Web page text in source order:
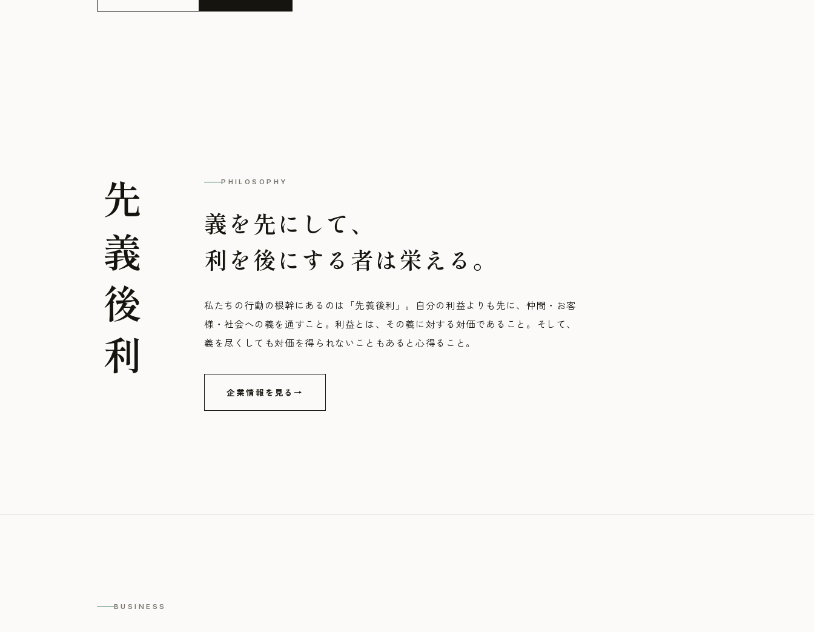
先義後利 PHILOSOPHY
義を先にして、
利を後にする者は栄える。
私たちの行動の根幹にあるのは「先義後利」。自分の利益よりも先に、仲間・お客
様・社会への義を通すこと。利益とは、その義に対する対価であること。そして、
義を尽くしても対価を得られないこともあると心得ること。
企業情報を見る
BUSINESS